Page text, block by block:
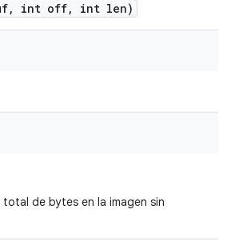
, int off, int len)
total de bytes en la imagen sin